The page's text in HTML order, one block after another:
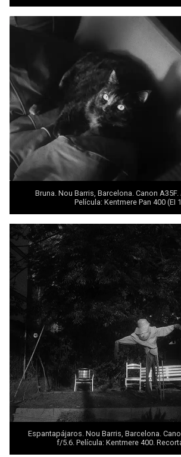
Bruna. Nou Barris, Barcelona. Canon
Película: Kentmere Pan 400 (EI
Espantapájaros. Nou Barris, Barcelona.
f/5.6. Película: Kentmere 400.